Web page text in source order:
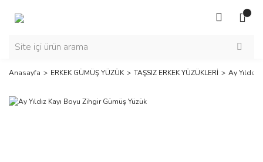
Anasayfa ERKEK GÜMÜŞ YÜZÜK TAŞSIZ ERKEK YÜZÜKLERİ Ay Yıldız